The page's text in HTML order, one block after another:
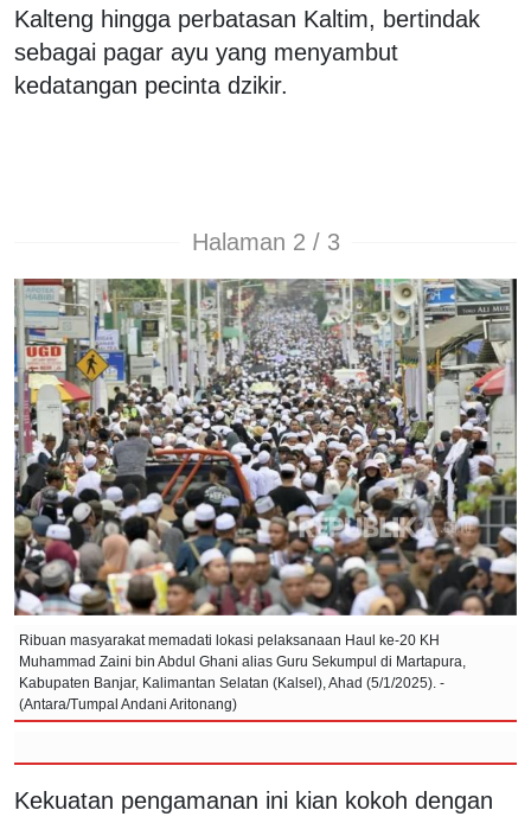
Kalteng hingga perbatasan Kaltim, bertindak
sebagai pagar ayu yang menyambut
kedatangan pecinta dzikir.
Halaman 2 / 3
Ribuan masyarakat memadati lokasi pelaksanaan Haul ke-20 KH
Muhammad Zaini bin Abdul Ghani alias Guru Sekumpul di Martapura,
Kabupaten Banjar, Kalimantan Selatan (Kalsel), Ahad (5/1/2025). -
(Antara/Tumpal Andani Aritonang)
Kekuatan pengamanan ini kian kokoh dengan